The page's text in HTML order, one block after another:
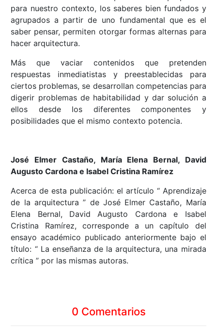
para nuestro contexto, los saberes bien fundados y
agrupados a partir de uno fundamental que es el
saber pensar, permiten otorgar formas alternas para
hacer arquitectura.
Más que vaciar contenidos que pretenden
respuestas inmediatistas y preestablecidas para
ciertos problemas, se desarrollan competencias para
digerir problemas de habitabilidad y dar solución a
ellos desde los diferentes componentes y
posibilidades que el mismo contexto potencia.
José Elmer Castaño, María Elena Bernal, David
Augusto Cardona e Isabel Cristina Ramírez
Acerca de esta publicación: el artículo “ Aprendizaje
de la arquitectura ” de José Elmer Castaño, María
Elena Bernal, David Augusto Cardona e Isabel
Cristina Ramírez, corresponde a un capítulo del
ensayo académico publicado anteriormente bajo el
título: “ La enseñanza de la arquitectura, una mirada
crítica ” por las mismas autoras.
0 Comentarios